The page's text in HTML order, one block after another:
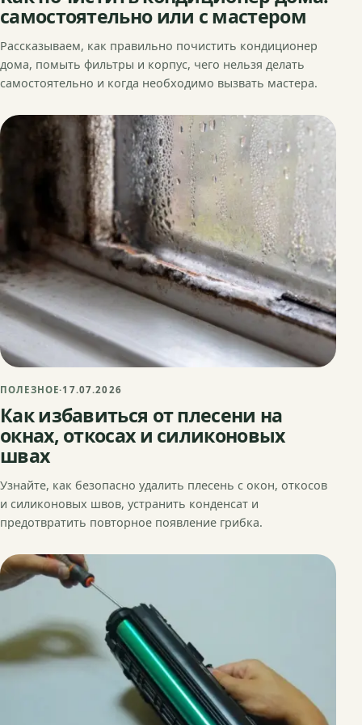
самостоятельно или с мастером
Рассказываем, как правильно почистить кондиционер
дома, помыть фильтры и корпус, чего нельзя делать
самостоятельно и когда необходимо вызвать мастера.
ПОЛЕЗНОЕ·17.07.2026
Как избавиться от плесени на
окнах, откосах и силиконовых
швах
Узнайте, как безопасно удалить плесень с окон, откосов
и силиконовых швов, устранить конденсат и
предотвратить повторное появление грибка.